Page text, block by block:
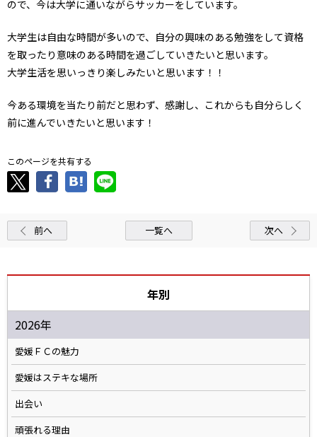
ので、今は大学に通いながらサッカーをしています。
大学生は自由な時間が多いので、自分の興味のある勉強をして資格
を取ったり意味のある時間を過ごしていきたいと思います。
大学生活を思いっきり楽しみたいと思います！！
今ある環境を当たり前だと思わず、感謝し、これからも自分らしく
前に進んでいきたいと思います！
このページを共有する
前へ 一覧へ 次へ
年別
2026年
愛媛ＦＣの魅力
愛媛はステキな場所
出会い
頑張れる理由